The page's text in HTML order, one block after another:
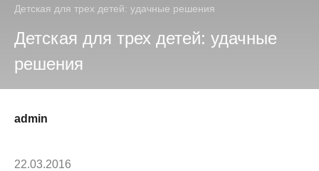
Детская для трех детей: удачные решения
Детская для трех детей: удачные
решения
admin
22.03.2016